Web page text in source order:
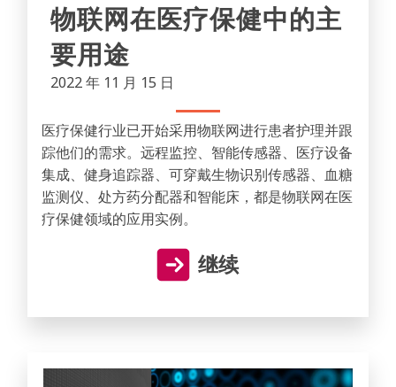
物联网在医疗保健中的主
要用途
2022 年 11 月 15 日
医疗保健行业已开始采用物联网进行患者护理并跟
踪他们的需求。远程监控、智能传感器、医疗设备
集成、健身追踪器、可穿戴生物识别传感器、血糖
监测仪、处方药分配器和智能床，都是物联网在医
疗保健领域的应用实例。
继续